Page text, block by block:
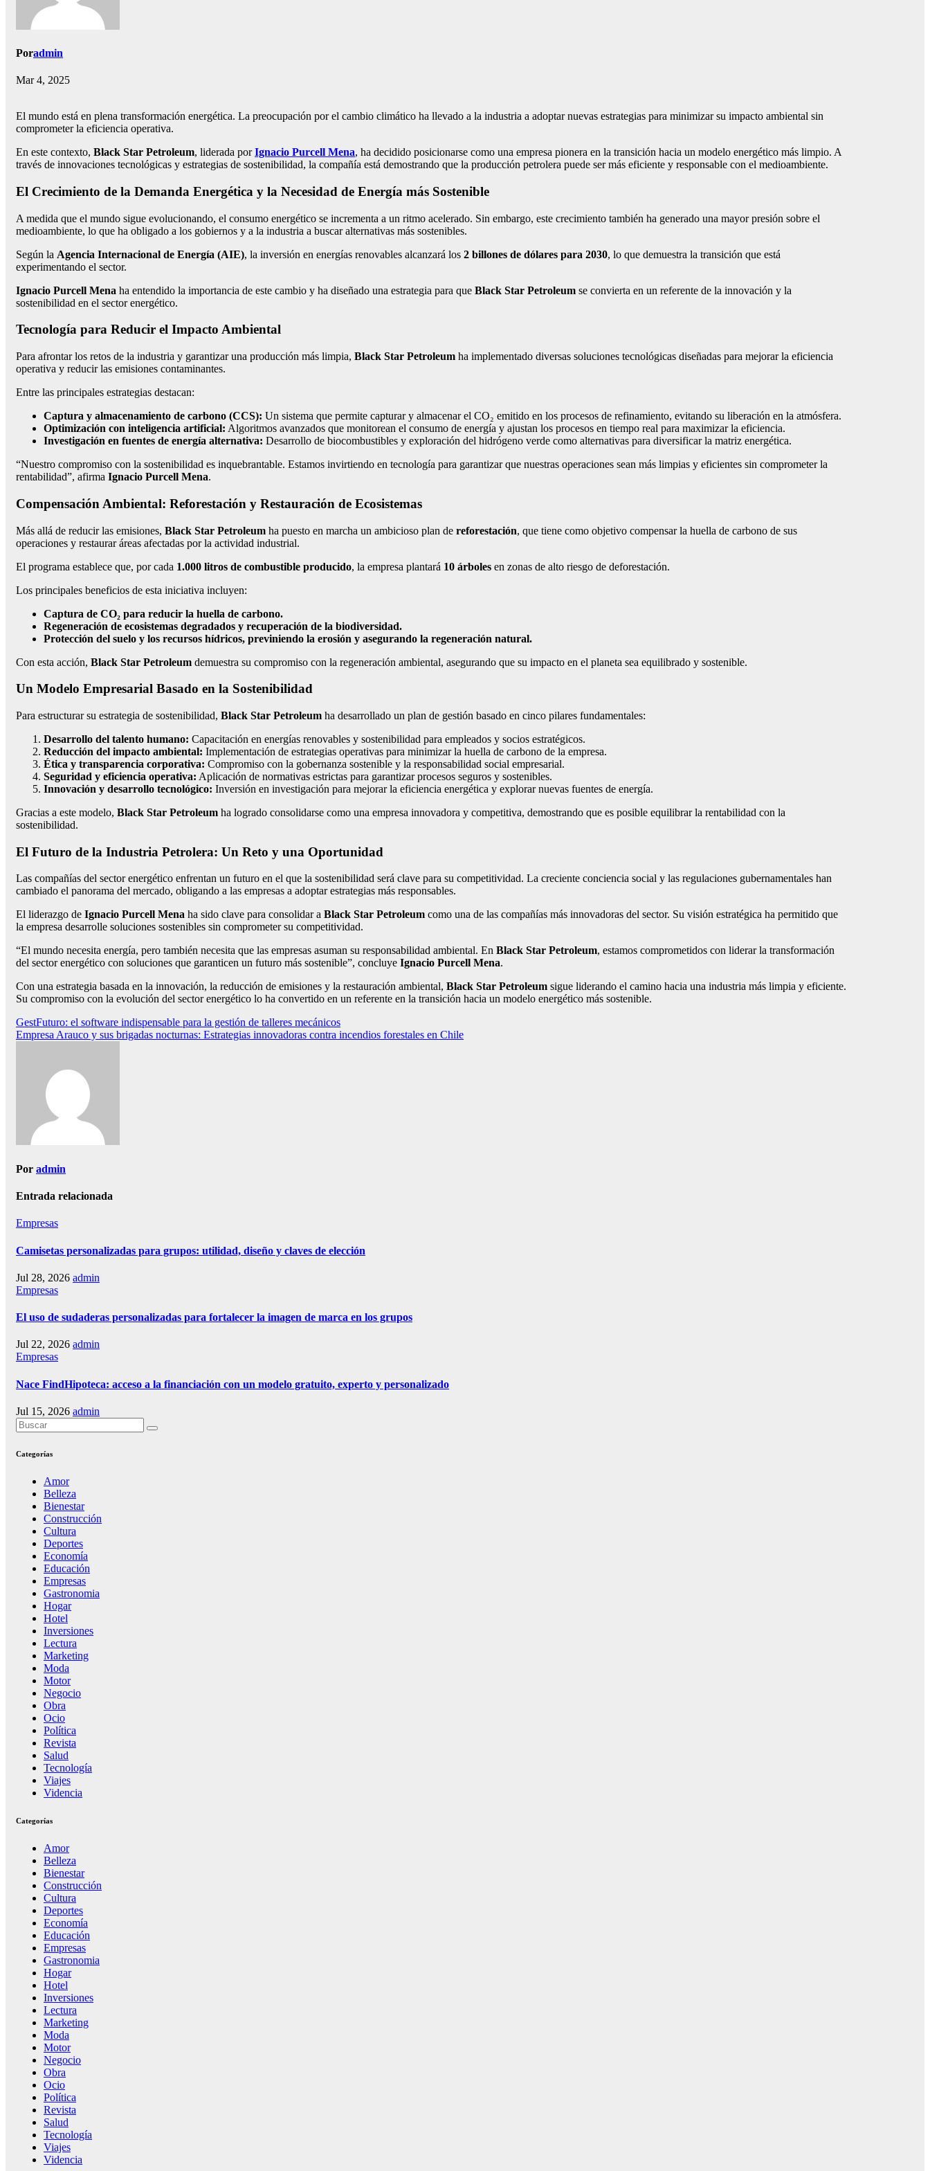
Poradmin
Mar 4, 2025
El mundo está en plena transformación energética. La preocupación por el cambio climático ha llevado a la industria a adoptar nuevas estrategias para minimizar su impacto ambiental sin
comprometer la eficiencia operativa.
En este contexto, Black Star Petroleum, liderada porIgnacio Purcell Mena, ha decidido posicionarse como una empresa pionera en la transición hacia un modelo energético más limpio. A
través de innovaciones tecnológicas y estrategias de sostenibilidad, la compañía está demostrando que la producción petrolera puede ser más eficiente y responsable con el medioambiente.
El Crecimiento de la Demanda Energética y la Necesidad de Energía más Sostenible
A medida que el mundo sigue evolucionando, el consumo energético se incrementa a un ritmo acelerado. Sin embargo, este crecimiento también ha generado una mayor presión sobre el
medioambiente, lo que ha obligado a los gobiernos y a la industria a buscar alternativas más sostenibles.
Según la Agencia Internacional de Energía (AIE), la inversión en energías renovables alcanzará los 2 billones de dólares para 2030, lo que demuestra la transición que está
experimentando el sector.
Ignacio Purcell Mena ha entendido la importancia de este cambio y ha diseñado una estrategia para que Black Star Petroleum se convierta en un referente de la innovación y la
sostenibilidad en el sector energético.
Tecnología para Reducir el Impacto Ambiental
Para afrontar los retos de la industria y garantizar una producción más limpia, Black Star Petroleum ha implementado diversas soluciones tecnológicas diseñadas para mejorar la eficiencia
operativa y reducir las emisiones contaminantes.
Entre las principales estrategias destacan:
Captura y almacenamiento de carbono (CCS): Un sistema que permite capturar y almacenar el CO₂ emitido en los procesos de refinamiento, evitando su liberación en la atmósfera.
Optimización con inteligencia artificial: Algoritmos avanzados que monitorean el consumo de energía y ajustan los procesos en tiempo real para maximizar la eficiencia.
Investigación en fuentes de energía alternativa: Desarrollo de biocombustibles y exploración del hidrógeno verde como alternativas para diversificar la matriz energética.
“Nuestro compromiso con la sostenibilidad es inquebrantable. Estamos invirtiendo en tecnología para garantizar que nuestras operaciones sean más limpias y eficientes sin comprometer la
rentabilidad”, afirma Ignacio Purcell Mena.
Compensación Ambiental: Reforestación y Restauración de Ecosistemas
Más allá de reducir las emisiones, Black Star Petroleum ha puesto en marcha un ambicioso plan de reforestación, que tiene como objetivo compensar la huella de carbono de sus
operaciones y restaurar áreas afectadas por la actividad industrial.
El programa establece que, por cada 1.000 litros de combustible producido, la empresa plantará 10 árboles en zonas de alto riesgo de deforestación.
Los principales beneficios de esta iniciativa incluyen:
Captura de CO₂ para reducir la huella de carbono.
Regeneración de ecosistemas degradados y recuperación de la biodiversidad.
Protección del suelo y los recursos hídricos, previniendo la erosión y asegurando la regeneración natural.
Con esta acción, Black Star Petroleum demuestra su compromiso con la regeneración ambiental, asegurando que su impacto en el planeta sea equilibrado y sostenible.
Un Modelo Empresarial Basado en la Sostenibilidad
Para estructurar su estrategia de sostenibilidad, Black Star Petroleum ha desarrollado un plan de gestión basado en cinco pilares fundamentales:
Desarrollo del talento humano: Capacitación en energías renovables y sostenibilidad para empleados y socios estratégicos.
Reducción del impacto ambiental: Implementación de estrategias operativas para minimizar la huella de carbono de la empresa.
Ética y transparencia corporativa: Compromiso con la gobernanza sostenible y la responsabilidad social empresarial.
Seguridad y eficiencia operativa: Aplicación de normativas estrictas para garantizar procesos seguros y sostenibles.
Innovación y desarrollo tecnológico: Inversión en investigación para mejorar la eficiencia energética y explorar nuevas fuentes de energía.
Gracias a este modelo, Black Star Petroleum ha logrado consolidarse como una empresa innovadora y competitiva, demostrando que es posible equilibrar la rentabilidad con la
sostenibilidad.
El Futuro de la Industria Petrolera: Un Reto y una Oportunidad
Las compañías del sector energético enfrentan un futuro en el que la sostenibilidad será clave para su competitividad. La creciente conciencia social y las regulaciones gubernamentales han
cambiado el panorama del mercado, obligando a las empresas a adoptar estrategias más responsables.
El liderazgo de Ignacio Purcell Mena ha sido clave para consolidar a Black Star Petroleum como una de las compañías más innovadoras del sector. Su visión estratégica ha permitido que
la empresa desarrolle soluciones sostenibles sin comprometer su competitividad.
“El mundo necesita energía, pero también necesita que las empresas asuman su responsabilidad ambiental. En Black Star Petroleum, estamos comprometidos con liderar la transformación
del sector energético con soluciones que garanticen un futuro más sostenible”, concluye Ignacio Purcell Mena.
Con una estrategia basada en la innovación, la reducción de emisiones y la restauración ambiental, Black Star Petroleum sigue liderando el camino hacia una industria más limpia y eficiente.
Su compromiso con la evolución del sector energético lo ha convertido en un referente en la transición hacia un modelo energético más sostenible.
Navegación
de
GestFuturo: el software indispensable para la gestión de talleres mecánicos
Empresa Arauco y sus brigadas nocturnas: Estrategias innovadoras contra incendios forestales en Chile
Por admin
Entrada relacionada
Empresas
Camisetas personalizadas para grupos: utilidad, diseño y claves de elección
Jul 28, 2026 admin
Empresas
El uso de sudaderas personalizadas para fortalecer la imagen de marca en los grupos
Jul 22, 2026 admin
Empresas
Nace FindHipoteca: acceso a la financiación con un modelo gratuito, experto y personalizado
Jul 15, 2026 admin
Categorías
Amor
Belleza
Bienestar
Construcción
Cultura
Deportes
Economía
Educación
Empresas
Gastronomia
Hogar
Hotel
Inversiones
Lectura
Marketing
Moda
Motor
Negocio
Obra
Ocio
Política
Revista
Salud
Tecnología
Viajes
Videncia
Categorías
Amor
Belleza
Bienestar
Construcción
Cultura
Deportes
Economía
Educación
Empresas
Gastronomia
Hogar
Hotel
Inversiones
Lectura
Marketing
Moda
Motor
Negocio
Obra
Ocio
Política
Revista
Salud
Tecnología
Viajes
Videncia